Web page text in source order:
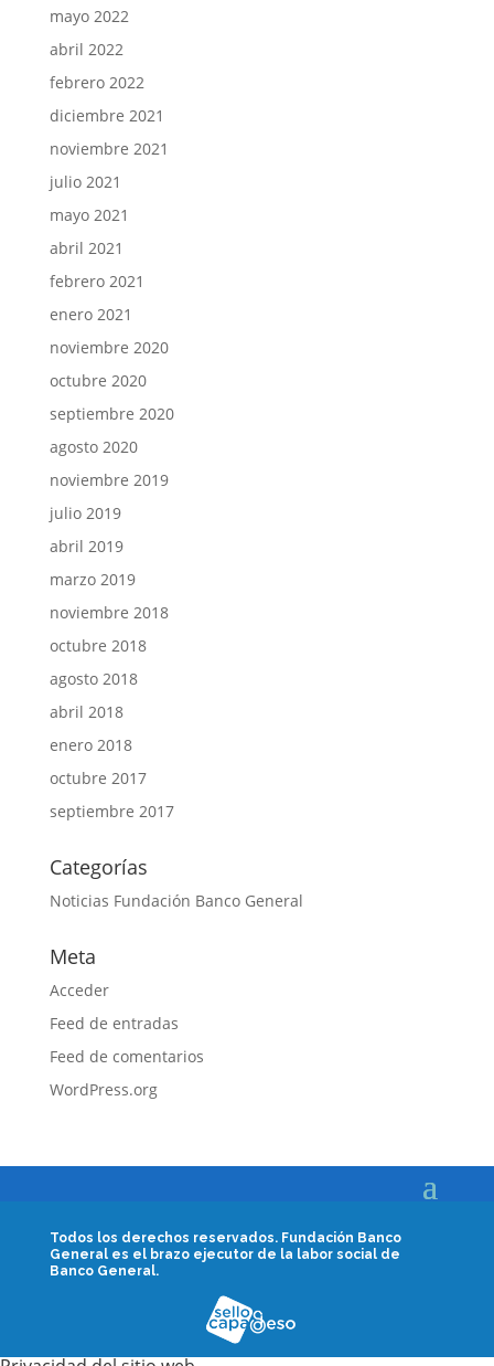
mayo 2022
abril 2022
febrero 2022
diciembre 2021
noviembre 2021
julio 2021
mayo 2021
abril 2021
febrero 2021
enero 2021
noviembre 2020
octubre 2020
septiembre 2020
agosto 2020
noviembre 2019
julio 2019
abril 2019
marzo 2019
noviembre 2018
octubre 2018
agosto 2018
abril 2018
enero 2018
octubre 2017
septiembre 2017
Categorías
Noticias Fundación Banco General
Meta
Acceder
Feed de entradas
Feed de comentarios
WordPress.org
Todos los derechos reservados. Fundación Banco
General es el brazo ejecutor de la labor social de
Banco General.